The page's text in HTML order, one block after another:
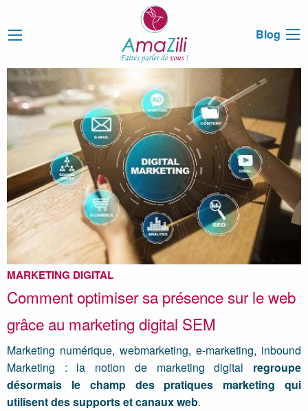
Blog
MARKETING DIGITAL
Comment optimiser sa présence sur le web
grâce au marketing digital SEM
Marketing numérique, webmarketing, e-marketing, inbound
Marketing : la notion de marketing digital regroupe
désormais le champ des pratiques marketing qui
utilisent des supports et canaux web.